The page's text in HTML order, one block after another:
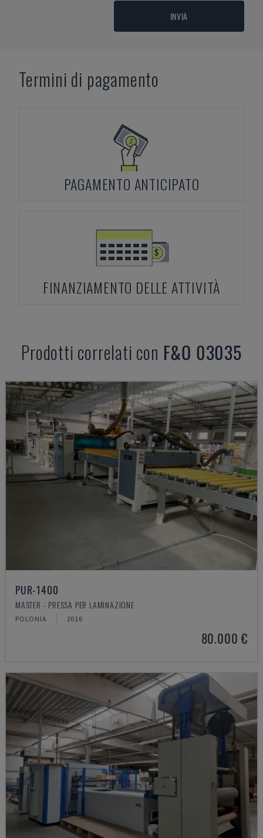
INVIA
Termini di pagamento
PAGAMENTO ANTICIPATO
FINANZIAMENTO DELLE ATTIVITÀ
Prodotti correlati con F&O 03035
PUR-1400
MASTER - PRESSA PER LAMINAZIONE
POLONIA 2016
80.000 €